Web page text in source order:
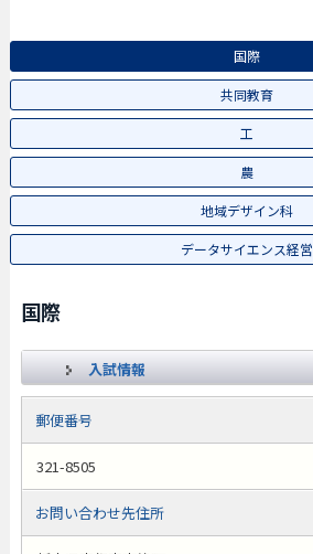
国際
共同教育
工
農
地域デザイン科
データサイエンス経営
国際
入試情報
郵便番号
321-8505
お問い合わせ先住所